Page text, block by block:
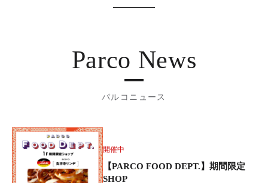
Parco News
パルコニュース
開催中
【PARCO FOOD DEPT.】期間限定
SHOP